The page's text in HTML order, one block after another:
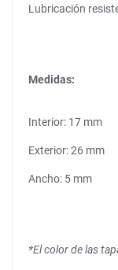
Lubricación
Medidas:
Interior: 17 mm
Exterior: 26 mm
Ancho: 5 mm
*El color de las